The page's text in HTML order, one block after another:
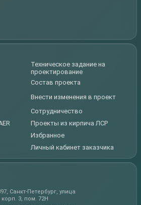
Техническое задание на
проектирование
Состав проекта
Внести изменения в проект
Сотрудничество
Проекты из кирпича ЛСР
Избранное
Личный кабинет заказчика
Санкт-Петербург, улица
3, пом. 72Н